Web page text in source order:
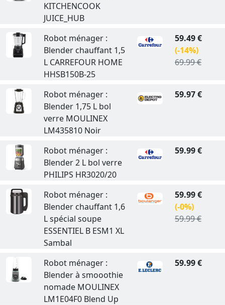
KITCHENCOOK
JUICE_HUB
Robot ménager :
Blender chauffant 1,5
L CARREFOUR HOME
HHSB150B-25
59.49 €
(-14%)
69.99 €
Robot ménager :
Blender 1,75 L bol
verre MOULINEX
LM435810 Noir
59.97 €
Robot ménager :
Blender 2 L bol verre
PHILIPS HR3020/20
59.99 €
Robot ménager :
Blender chauffant 1,6
L spécial soupe
ESSENTIEL B ESM1 XL
Sambal
59.99 €
(-0%)
59.99 €
Robot ménager :
Blender à smooothie
nomade MOULINEX
LM1E04F0 Blend Up
59.99 €